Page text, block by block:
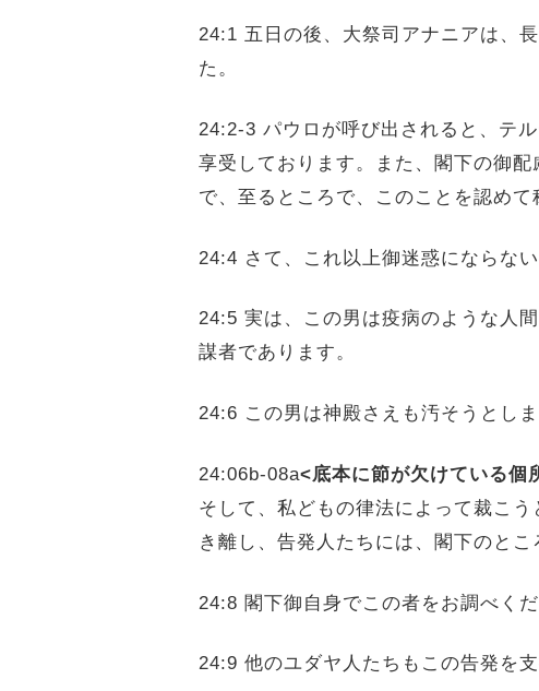
24:1 五日の後、大祭司アナニアは、
た。
24:2‐3 パウロが呼び出されると、テ
享受しております。また、閣下の御
で、至るところで、このことを認め
24:4 さて、これ以上御迷惑にならな
24:5 実は、この男は疫病のような人
謀者であります。
24:6 この男は神殿さえも汚そうとし
24:06b‐08a<底本に節が欠けている個
そして、私どもの律法によって裁こ
き離し、告発人たちには、閣下のと
24:8 閣下御自身でこの者をお調べく
24:9 他のユダヤ人たちもこの告発を